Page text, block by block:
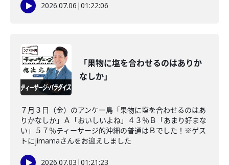
2026.07.06 |01:22:06
「果物に塩を合わせるのはありか
なしか」
７月３日（金）のアンケー島「果物に塩を合わせるのはあ
りかなしか」Ａ「おいしいよね」４３％Ｂ「あまり好まな
い」５７％ティーサージ的沖縄の普通はＢでした！※ゲス
トにjimamaさんをお迎えしました
2026.07.03 |01:21:23